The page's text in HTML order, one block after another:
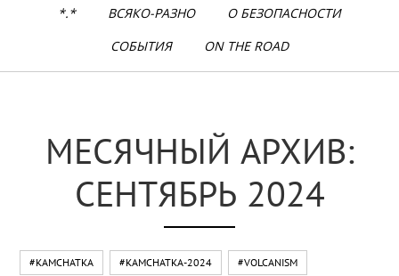
*.* ВСЯКО-РАЗНО
О БЕЗОПАСНОСТИ
СОБЫТИЯ
ON THE ROAD
МЕСЯЧНЫЙ АРХИВ:
СЕНТЯБРЬ 2024
#KAMCHATKA #KAMCHATKA-2024 #VOLCANISM